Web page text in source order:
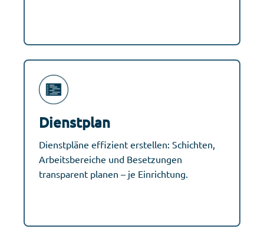
Dienstplan
Dienstpläne effizient erstellen: Schichten,
Arbeitsbereiche und Besetzungen
transparent planen – je Einrichtung.